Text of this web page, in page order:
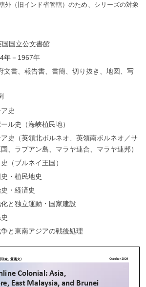
外（旧インド省管轄）のため、シリーズの対象
国立公文書館
年－1967年
文書、報告書、書簡、切り抜き、地図、写
史
ル史（海峡植民地）
史（英領北ボルネオ、英領南ボルネオ／サ
、ラブアン島、マラヤ連合、マラヤ連邦）
（ブルネイ王国）
・植民地史
・経済史
と独立運動・国家建設
と東南アジアの戦後処理